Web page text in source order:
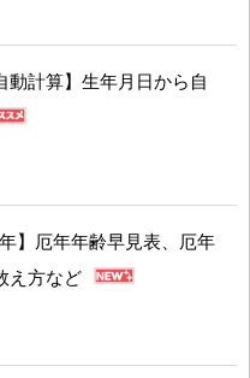
動計算】生年月日から自
年】厄年年齢早見表、厄年
え方など